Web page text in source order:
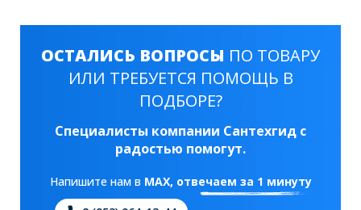
ОСТАЛИСЬ ВОПРОСЫ ПО ТОВАРУ
ИЛИ ТРЕБУЕТСЯ ПОМОЩЬ В
ПОДБОРЕ?
Специалисты компании Сантехгид с
радостью помогут.
Напишите нам в MAX, отвечаем за 1 минуту